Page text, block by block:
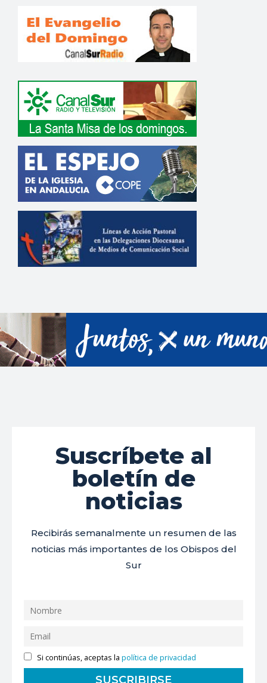
Suscríbete al
boletín de
noticias
Recibirás semanalmente un resumen de las
noticias más importantes de los Obispos del
Sur
Si continúas, aceptas lapolítica de privacidad